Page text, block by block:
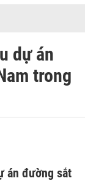
dự án
trong
án đường sắt